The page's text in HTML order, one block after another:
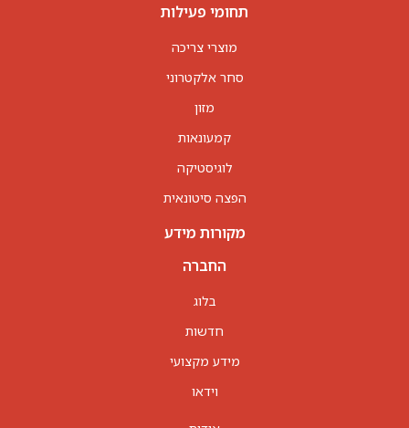
תחומי פעילות
מוצרי צריכה
סחר אלקטרוני
מזון
קמעונאות
לוגיסטיקה
הפצה סיטונאית
מקורות מידע
החברה
בלוג
חדשות
מידע מקצועי
וידאו